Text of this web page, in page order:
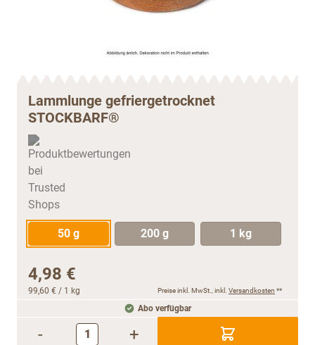
Lammlunge gefriergetrocknet
STOCKBARF®
50 g 200 g 1 kg
4,98 €
99,60 € / 1 kg Preise inkl. MwSt., inkl. Versandkosten **
Abo verfügbar
- +